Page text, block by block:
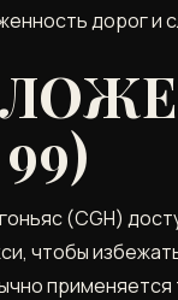
дорог
(CGH)
чтобы